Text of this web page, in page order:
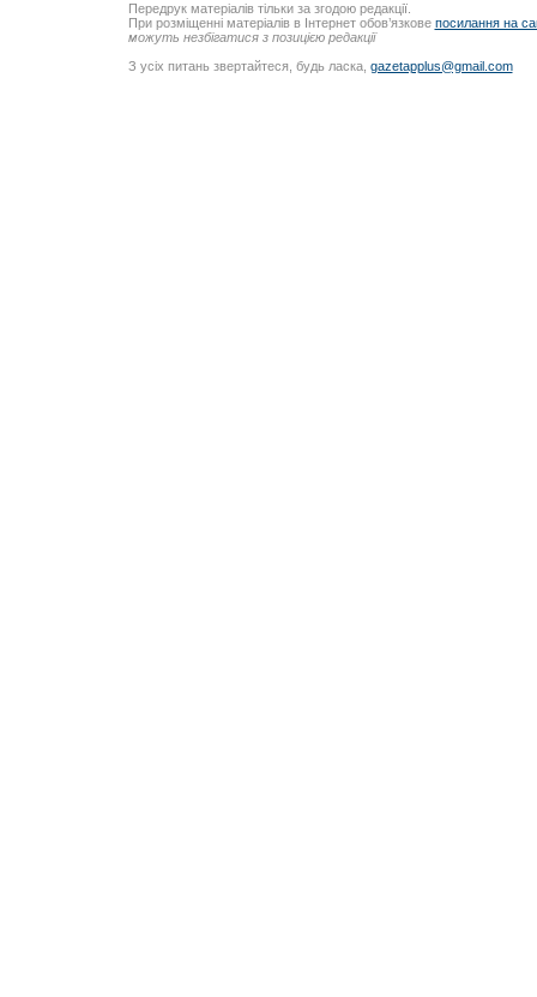
Передрук матеріалів тільки за згодою редакції.
При розміщенні матеріалів в Інтернет обов’язкове посилання на
можуть незбігатися з позицією редакції
З усіх питань звертайтеся, будь ласка, gazetapplus@gmail.com